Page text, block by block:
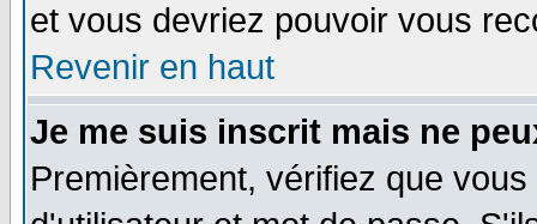
et vous devriez pouvoir vous
Revenir en haut
Je me suis inscrit mais ne
Premièrement, vérifiez que